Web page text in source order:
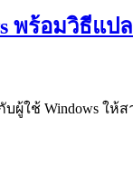
พร้อมวิธีแป
ผู้ใช้ Windows ให้